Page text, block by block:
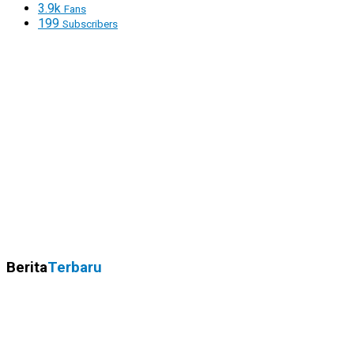
3.9k Fans
199 Subscribers
BeritaTerbaru